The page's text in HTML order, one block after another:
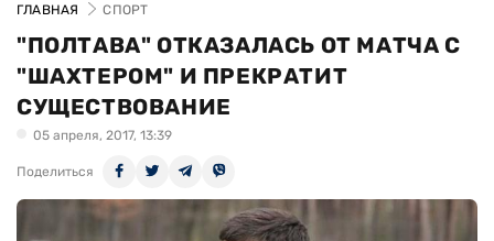
ГЛАВНАЯ СПОРТ
"ПОЛТАВА" ОТКАЗАЛАСЬ ОТ МАТЧА С
"ШАХТЕРОМ" И ПРЕКРАТИТ
СУЩЕСТВОВАНИЕ
05 апреля, 2017, 13:39
Поделиться